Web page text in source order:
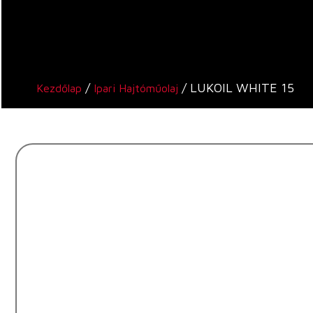
Kezdőlap / Ipari Hajtóműolaj / LUKOIL WHITE 15